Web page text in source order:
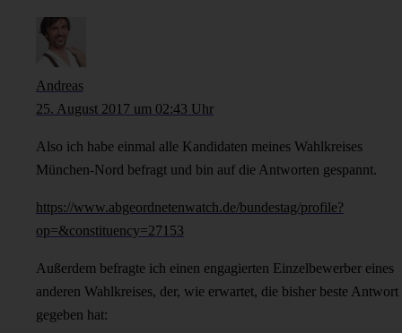
Andreas
25. August 2017 um 02:43 Uhr
Also ich habe einmal alle Kandidaten meines Wahlkreises
München-Nord befragt und bin auf die Antworten gespannt.
https://www.abgeordnetenwatch.de/bundestag/profile?
op=&constituency=27153
Außerdem befragte ich einen engagierten Einzelbewerber eines
anderen Wahlkreises, der, wie erwartet, die bisher beste Antwort
gegeben hat: